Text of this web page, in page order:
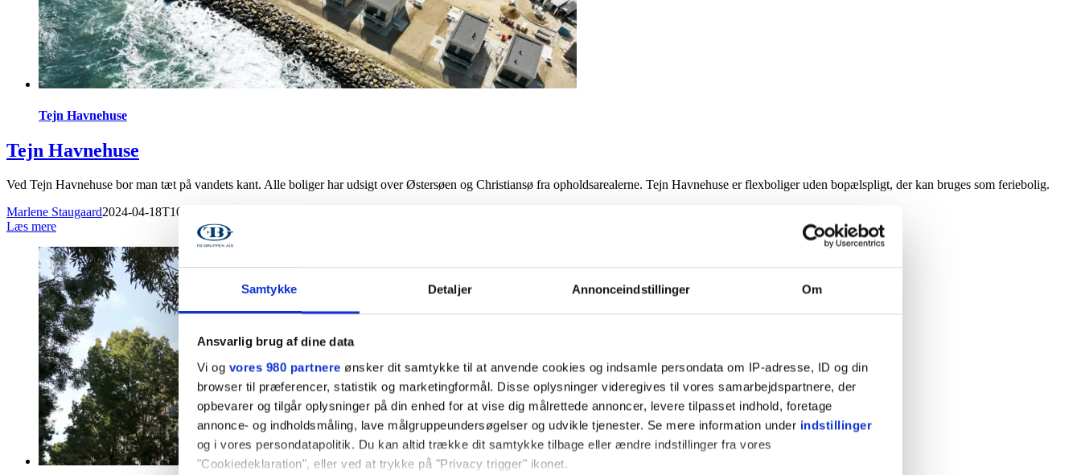
Samtykke Detaljer Annonceindstillinger Om
Ansvarlig brug af dine data
Vi og vores 980 partnere ønsker dit samtykke til at anvende cookies og indsamle persondata om IP-adresse, ID og din
browser til præferencer, statistik og marketingformål. Disse oplysninger videregives til vores samarbejdspartnere, der
opbevarer og tilgår oplysninger på din enhed for at vise dig målrettede annoncer, levere tilpasset indhold, foretage
annonce- og indholdsmåling, lave målgruppeundersøgelser og udvikle tjenester. Se mere information under indstillinger
og i vores persondatapolitik. Du kan altid trække dit samtykke tilbage eller ændre indstillinger fra vores
"Cookiedeklaration", eller ved at trykke på "Privacy trigger" ikonet.
Tejn Havnehuse
Tejn Havnehuse
Ved Tejn Havnehuse bor man tæt på vandets kant. Alle boliger har udsigt over Østersøen og Christiansø fra opholdsarealerne. Tejn Havnehuse er flexboliger uden bopælspligt, der kan bruges som feriebolig.
Marlene Staugaard2024-04-18T10:52:57+00:00
Læs mere